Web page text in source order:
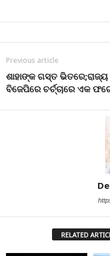
Previous article
ଶାହାଙ୍କ ଗସ୍ତ ଭିତରେ;ରାଜ୍ୟ
ବିଜେପିରେ ଚର୍ଚ୍ଚାରେ ଏକ
RELATED